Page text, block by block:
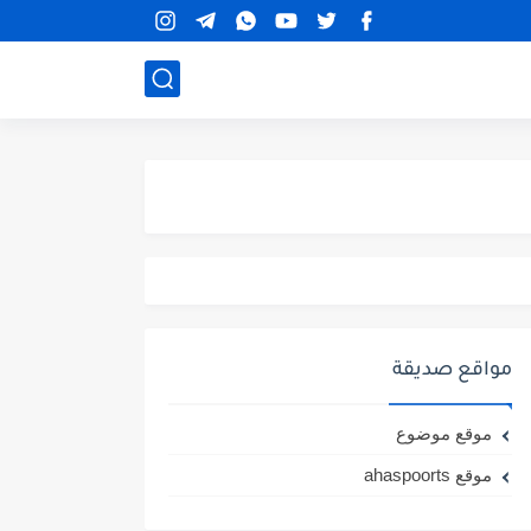
مواقع صديقة
موقع موضوع
موقع ahaspoorts